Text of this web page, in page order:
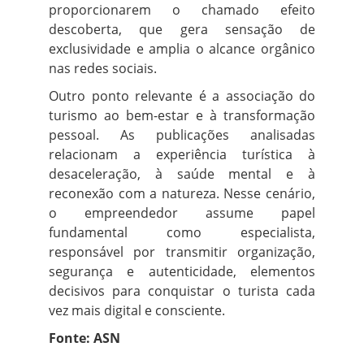
proporcionarem o chamado efeito
descoberta, que gera sensação de
exclusividade e amplia o alcance orgânico
nas redes sociais.
Outro ponto relevante é a associação do
turismo ao bem-estar e à transformação
pessoal. As publicações analisadas
relacionam a experiência turística à
desaceleração, à saúde mental e à
reconexão com a natureza. Nesse cenário,
o empreendedor assume papel
fundamental como especialista,
responsável por transmitir organização,
segurança e autenticidade, elementos
decisivos para conquistar o turista cada
vez mais digital e consciente.
Fonte: ASN